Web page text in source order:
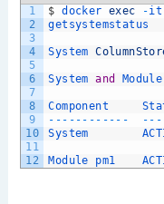
1
2
3
4
5
6
7
8
9
10
11
12
$ docker exec -it
getsystemstatus
System
System and Module
Component
-- -- -- -- -- -- --
System
Module pm1